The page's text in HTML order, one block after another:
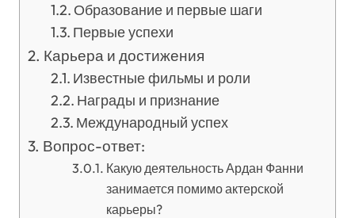
Образование и первые шаги
Первые успехи
Карьера и достижения
Известные фильмы и роли
Награды и признание
Международный успех
Вопрос-ответ:
Какую деятельность Ардан Фанни
занимается помимо актерской
карьеры?